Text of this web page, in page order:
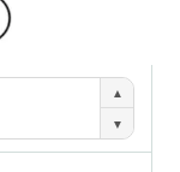
▲
▼